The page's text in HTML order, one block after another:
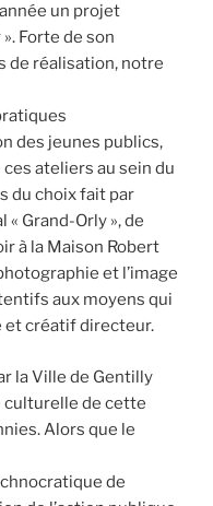
un projet
Forte de son
de réalisation, notre
des jeunes publics,
ateliers au sein du
du choix fait par
Grand-Orly », de
à la Maison Robert
et l’image
aux moyens qui
et créatif directeur.
la Ville de Gentilly
culturelle de cette
Alors que le
de